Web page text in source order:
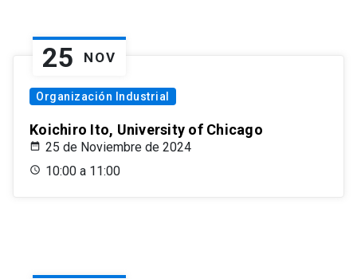
25 NOV
Organización Industrial
Koichiro Ito, University of Chicago
25 de Noviembre de 2024
10:00 a 11:00